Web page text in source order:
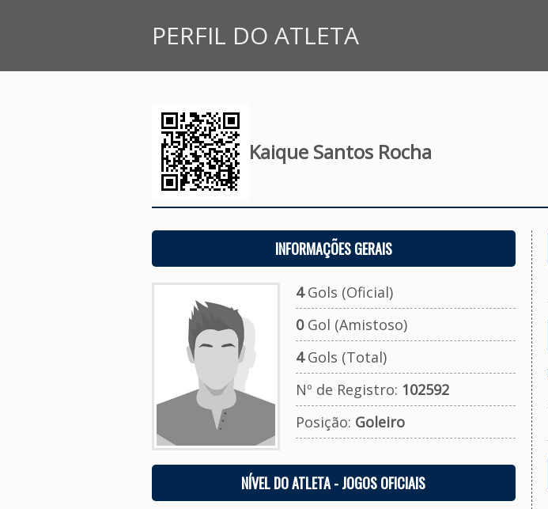
PERFIL DO ATLETA
Kaique Santos Rocha
INFORMAÇÕES GERAIS
4Gols (Oficial)
0Gol (Amistoso)
4Gols (Total)
Nº de Registro: 102592
Posição: Goleiro
NÍVEL DO ATLETA - JOGOS OFICIAIS